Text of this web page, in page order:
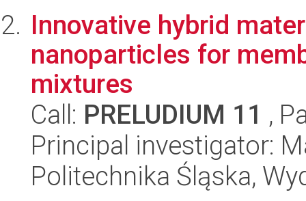
Innovative hybrid
nanoparticles for
mixtures
Call: PRELUDIUM 11 ,
Principal investigator:
Politechnika Śląska,